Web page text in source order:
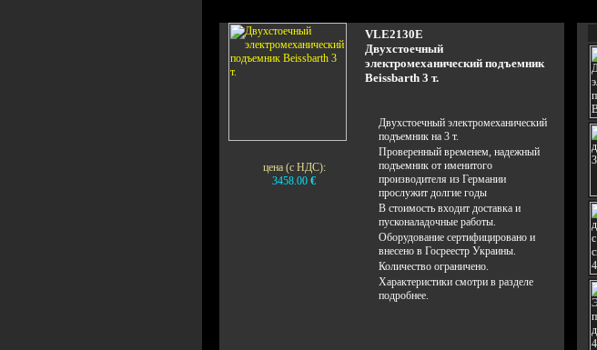
цена (с НДС):
3458.00 €
VLE2130E
Двухстоечный
электромеханический подъемник
Beissbarth 3 т.
Двухстоечный электромеханический
подъемник на 3 т.
Проверенный временем, надежный
подъемник от именитого
производителя из Германии
прослужит долгие годы
В стоимость входит доставка и
пусконаладочные работы.
Оборудование сертифицировано и
внесено в Госреестр Украины.
Количество ограничено.
Характеристики смотри в разделе
подробнее.